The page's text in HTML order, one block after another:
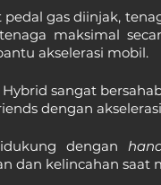
pedal gas diinjak,
maksimal
akselerasi mobil.
sangat
dengan
dengan
dan kelincahan saat